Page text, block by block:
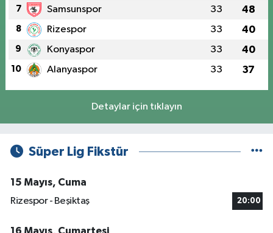
7 Samsunspor 33 48
8 Rizespor 33 40
9 Konyaspor 33 40
10 Alanyaspor 33 37
Detaylar için tıklayın
Süper Lig Fikstür
15 Mayıs, Cuma
Rizespor - Beşiktaş
20:00
16 Mayıs, Cumartesi